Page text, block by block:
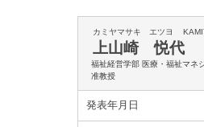
カミヤマサキ エツヨ
上山崎 悦代
福祉経営学部 医療・福祉マネ
准教授
発表年月日